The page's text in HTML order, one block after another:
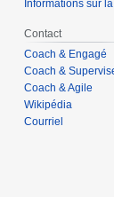
Informations sur
Contact
Coach & Engagé
Coach &
Coach & Agile
Wikipédia
Courriel